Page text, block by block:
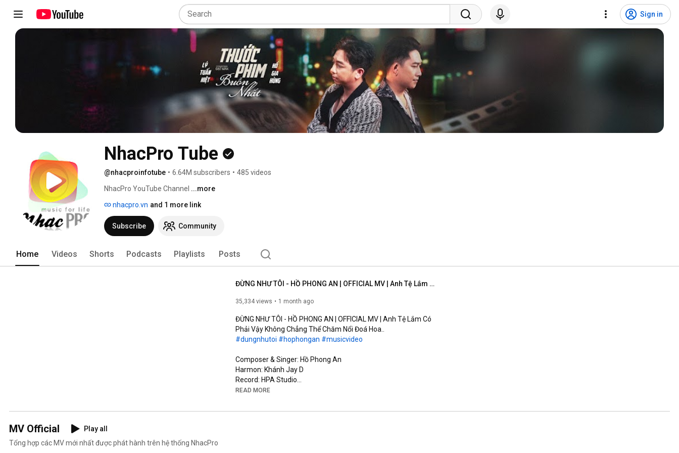
Sign in
NhacPro Tube
@nhacproinfotube • 6.64M subscribers • 485 videos
NhacPro YouTube Channel ...more
nhacpro.vn and 1 more link
Subscribe Community
Home Videos Shorts Podcasts Playlists Posts
ĐỪNG NHƯ TÔI - HỒ PHONG AN | OFFICIAL MV | Anh Tệ Lắm Có Phải Vậy Không Chẳng Thể Chăm Nổi Đoá Hoa..
35,334 views 1 month ago
ĐỪNG NHƯ TÔI - HỒ PHONG AN | OFFICIAL MV | Anh Tệ Lắm Có
#dungnhutoi #hophongan #musicvideo
Composer & Singer: Hồ Phong An
Harmon: Khánh Jay D
Record: HPA Studio
Mix Master & Background Vocal: Đinh Hoàng Quốc
Screenwriter: Võ Thị Bích Trâm
READ MORE
MV Official
Play all
Tổng hợp các MV mới nhất được phát hành trên hệ thống NhacPro